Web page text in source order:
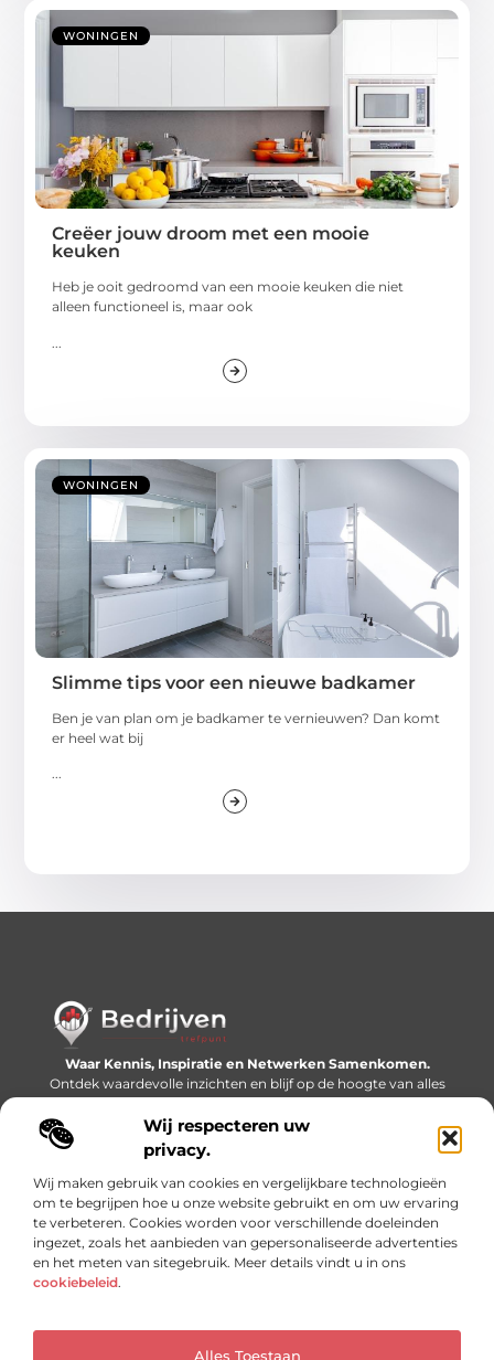
Wij respecteren uw
privacy.
Wij maken gebruik van cookies en vergelijkbare technologieën
om te begrijpen hoe u onze website gebruikt en om uw ervaring
te verbeteren. Cookies worden voor verschillende doeleinden
ingezet, zoals het aanbieden van gepersonaliseerde advertenties
en het meten van sitegebruik. Meer details vindt u in ons
cookiebeleid.
Alles Toestaan
WONINGEN
Creëer jouw droom met een mooie
keuken
Heb je ooit gedroomd van een mooie keuken die niet
alleen functioneel is, maar ook
WONINGEN
Slimme tips voor een nieuwe badkamer
Ben je van plan om je badkamer te vernieuwen? Dan komt
er heel wat bij
Waar Kennis, Inspiratie en Netwerken Samenkomen.
Ontdek waardevolle inzichten en blijf op de hoogte van alles
wat er speelt in de wereld.
Bericht categorie
Onze informatie